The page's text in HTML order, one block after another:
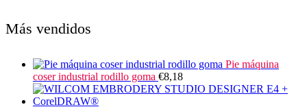
Más vendidos
Pie máquina
coser industrial rodillo goma €8,18